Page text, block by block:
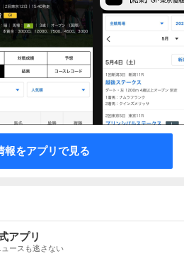
報をアプリで見る
アプリ
ースも逃さない